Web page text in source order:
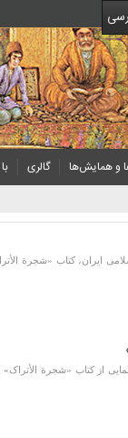
و همایش‌ها گالری
ایران، کتاب «شجرة